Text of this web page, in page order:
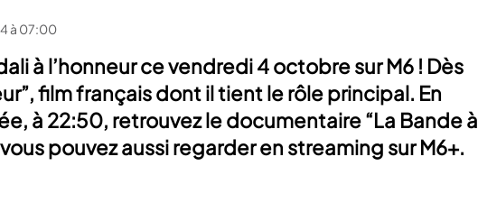
à 07:00
à l’honneur ce vendredi 4 octobre sur M6 ! Dès
film français dont il tient le rôle principal. En
à 22:50, retrouvez le documentaire “La Bande à
pouvez aussi regarder en streaming sur M6+.